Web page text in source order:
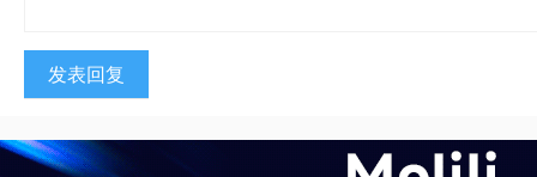
发表回复